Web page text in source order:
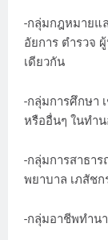
-กลุ่มกฎหมายแ
อัยการ ตำรวจ
เดียวกัน
-กลุ่มการศึกษา
หรืออื่นๆ ในทำน
-กลุ่มการสาธา
พยาบาล เภสัช
-กลุ่มอาชีพทำน